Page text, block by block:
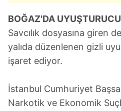
BOĞAZ'DA
Savcılık dosyasına giren
yalıda düzenlenen gizli
işaret ediyor.
İstanbul Cumhuriyet
Narkotik ve Ekonomik